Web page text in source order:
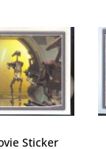
Sticker